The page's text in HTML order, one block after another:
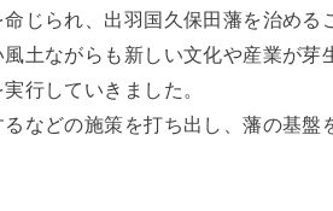
じられ、出羽国久保田藩を治める
土ながらも新しい文化や産業が芽
行していきました。
などの施策を打ち出し、藩の基盤